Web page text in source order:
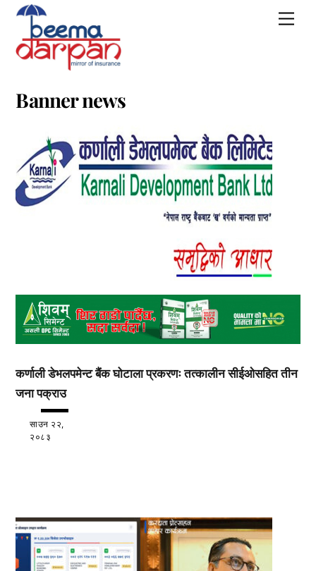
Skip
content
Banner news
कर्णाली डेभलपमेन्ट बैंक घोटाला प्रकरणः तत्कालीन सीईओसहित तीन
जना पक्राउ
साउन २२,
२०८३